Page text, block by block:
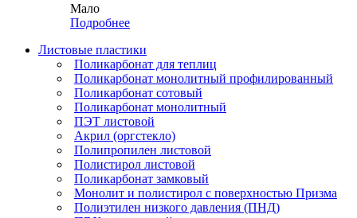
Мало
Подробнее
Листовые пластики
Поликарбонат для теплиц
Поликарбонат монолитный профилированный
Поликарбонат сотовый
Поликарбонат монолитный
ПЭТ листовой
Акрил (оргстекло)
Полипропилен листовой
Полистирол листовой
Поликарбонат замковый
Монолит и полистирол с поверхностью Призма
Полиэтилен низкого давления (ПНД)